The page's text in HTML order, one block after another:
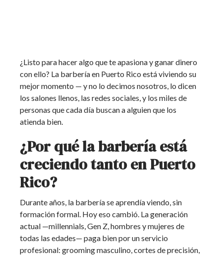
¿Listo para hacer algo que te apasiona y ganar dinero
con ello? La barbería en Puerto Rico está viviendo su
mejor momento — y no lo decimos nosotros, lo dicen
los salones llenos, las redes sociales, y los miles de
personas que cada día buscan a alguien que los
atienda bien.
¿Por qué la barbería está
creciendo tanto en Puerto
Rico?
Durante años, la barbería se aprendía viendo, sin
formación formal. Hoy eso cambió. La generación
actual —millennials, Gen Z, hombres y mujeres de
todas las edades— paga bien por un servicio
profesional: grooming masculino, cortes de precisión,